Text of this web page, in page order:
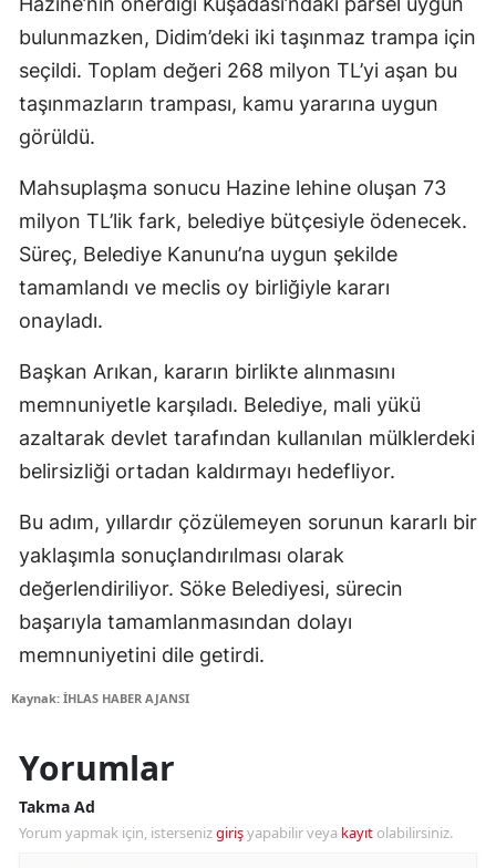
bulunmazken, Didim’deki iki taşınmaz trampa için
seçildi. Toplam değeri 268 milyon TL’yi aşan bu
taşınmazların trampası, kamu yararına uygun
görüldü.
Mahsuplaşma sonucu Hazine lehine oluşan 73
milyon TL’lik fark, belediye bütçesiyle ödenecek.
Süreç, Belediye Kanunu’na uygun şekilde
tamamlandı ve meclis oy birliğiyle kararı
onayladı.
Başkan Arıkan, kararın birlikte alınmasını
memnuniyetle karşıladı. Belediye, mali yükü
azaltarak devlet tarafından kullanılan mülklerdeki
belirsizliği ortadan kaldırmayı hedefliyor.
Bu adım, yıllardır çözülemeyen sorunun kararlı bir
yaklaşımla sonuçlandırılması olarak
değerlendiriliyor. Söke Belediyesi, sürecin
başarıyla tamamlanmasından dolayı
memnuniyetini dile getirdi.
Kaynak: İHLAS HABER AJANSI
Yorumlar
Takma Ad
Yorum yapmak için, istersenizgirişyapabilir veya kayıt olabilirsiniz.